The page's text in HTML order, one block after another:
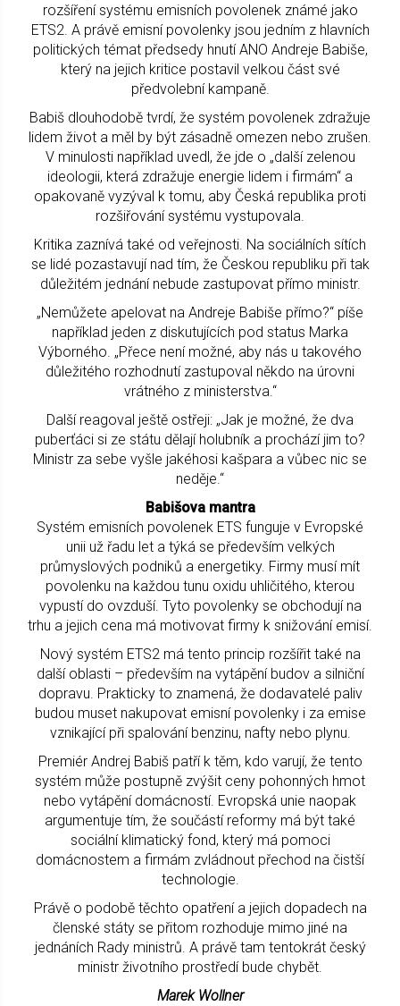
rozšíření systému emisních povolenek známé jako
ETS2. A právě emisní povolenky jsou jedním z hlavních
politických témat předsedy hnutí ANO Andreje Babiše,
který na jejich kritice postavil velkou část své
předvolební kampaně.
Babiš dlouhodobě tvrdí, že systém povolenek zdražuje
lidem život a měl by být zásadně omezen nebo zrušen.
V minulosti například uvedl, že jde o „další zelenou
ideologii, která zdražuje energie lidem i firmám“ a
opakovaně vyzýval k tomu, aby Česká republika proti
rozšiřování systému vystupovala.
Kritika zaznívá také od veřejnosti. Na sociálních sítích
se lidé pozastavují nad tím, že Českou republiku při tak
důležitém jednání nebude zastupovat přímo ministr.
„Nemůžete apelovat na Andreje Babiše přímo?“ píše
například jeden z diskutujících pod status Marka
Výborného. „Přece není možné, aby nás u takového
důležitého rozhodnutí zastupoval někdo na úrovni
vrátného z ministerstva.“
Další reagoval ještě ostřeji: „Jak je možné, že dva
puberťáci si ze státu dělají holubník a prochází jim to?
Ministr za sebe vyšle jakéhosi kašpara a vůbec nic se
neděje.“
Babišova mantra
Systém emisních povolenek ETS funguje v Evropské
unii už řadu let a týká se především velkých
průmyslových podniků a energetiky. Firmy musí mít
povolenku na každou tunu oxidu uhličitého, kterou
vypustí do ovzduší. Tyto povolenky se obchodují na
trhu a jejich cena má motivovat firmy k snižování emisí.
Nový systém ETS2 má tento princip rozšířit také na
další oblasti – především na vytápění budov a silniční
dopravu. Prakticky to znamená, že dodavatelé paliv
budou muset nakupovat emisní povolenky i za emise
vznikající při spalování benzinu, nafty nebo plynu.
Premiér Andrej Babiš patří k těm, kdo varují, že tento
systém může postupně zvýšit ceny pohonných hmot
nebo vytápění domácností. Evropská unie naopak
argumentuje tím, že součástí reformy má být také
sociální klimatický fond, který má pomoci
domácnostem a firmám zvládnout přechod na čistší
technologie.
Právě o podobě těchto opatření a jejich dopadech na
členské státy se přitom rozhoduje mimo jiné na
jednáních Rady ministrů. A právě tam tentokrát český
ministr životního prostředí bude chybět.
Marek Wollner